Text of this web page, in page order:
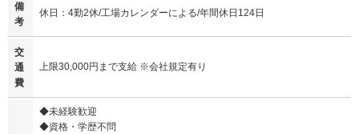
備
考
休日：4勤2休/工場カレンダーによる/年間休日124日
交
通
費
上限30,000円まで支給 ※会社規定有り
◆未経験歓迎
◆資格・学歴不問